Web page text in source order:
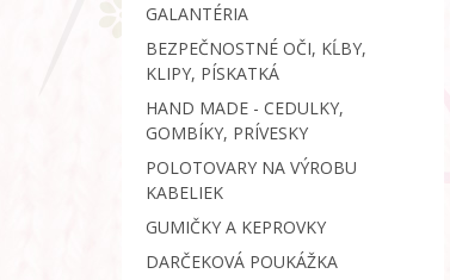
GALANTÉRIA
BEZPEČNOSTNÉ OČI, KĹBY,
KLIPY, PÍSKATKÁ
HAND MADE - CEDULKY,
GOMBÍKY, PRÍVESKY
POLOTOVARY NA VÝROBU
KABELIEK
GUMIČKY A KEPROVKY
DARČEKOVÁ POUKÁŽKA